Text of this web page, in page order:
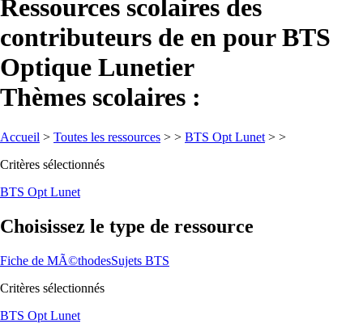
Ressources scolaires des
contributeurs de en pour BTS
Optique Lunetier
Thèmes scolaires :
Accueil > Toutes les ressources > > BTS Opt Lunet > >
Critères sélectionnés
BTS Opt Lunet
Choisissez le type de ressource
Fiche de MÃ©thodesSujets BTS
Critères sélectionnés
BTS Opt Lunet